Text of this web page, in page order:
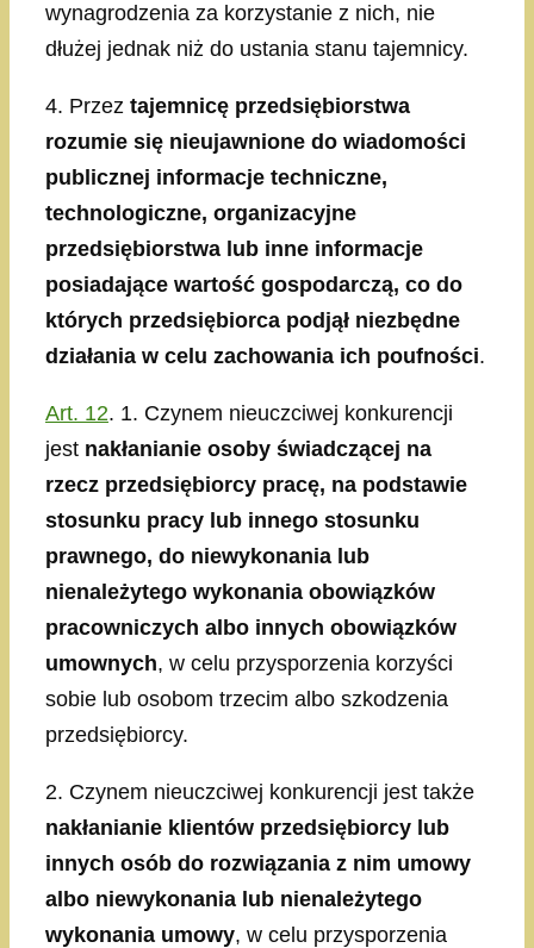
wynagrodzenia za korzystanie z nich, nie
dłużej jednak niż do ustania stanu tajemnicy.
4. Przez tajemnicę przedsiębiorstwa
rozumie się nieujawnione do wiadomości
publicznej informacje techniczne,
technologiczne, organizacyjne
przedsiębiorstwa lub inne informacje
posiadające wartość gospodarczą, co do
których przedsiębiorca podjął niezbędne
działania w celu zachowania ich poufności.
Art. 12. 1. Czynem nieuczciwej konkurencji
jest nakłanianie osoby świadczącej na
rzecz przedsiębiorcy pracę, na podstawie
stosunku pracy lub innego stosunku
prawnego, do niewykonania lub
nienależytego wykonania obowiązków
pracowniczych albo innych obowiązków
umownych, w celu przysporzenia korzyści
sobie lub osobom trzecim albo szkodzenia
przedsiębiorcy.
2. Czynem nieuczciwej konkurencji jest także
nakłanianie klientów przedsiębiorcy lub
innych osób do rozwiązania z nim umowy
albo niewykonania lub nienależytego
wykonania umowy, w celu przysporzenia